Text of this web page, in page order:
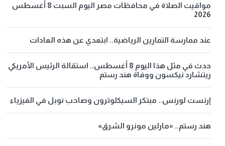
مواقيت الصلاة في محافظات مصر اليوم السبت 8 أغسطس
2026
عند ممارسة التمارين الرياضية.. ابتعدي عن هذه العادات
حدث في مثل هذا اليوم 8 أغسطس.. استقالة الرئيس الأمريكي
ريتشارد نيكسون ووفاة هند رستم
إرنست لورنس.. مبتكر السيكلوترون وصاحب نوبل في الفيزياء
هند رستم.. «مارلين مونرو الشرق»